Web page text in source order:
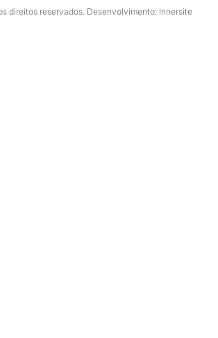
direitos reservados. Desenvolvimento: Innersite